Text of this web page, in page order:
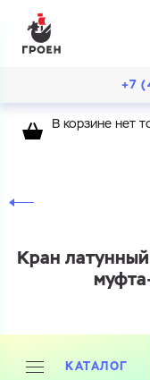
получить. Мы
+7
В корзине нет
Кран
КАТАЛОГ